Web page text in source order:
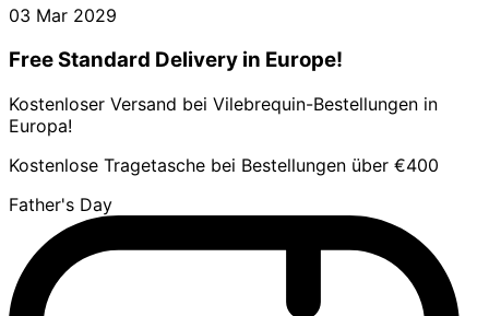
03 Mar 2029
Free Standard Delivery in Europe!
Kostenloser Versand bei Vilebrequin-Bestellungen in
Europa!
Kostenlose Tragetasche bei Bestellungen über €400
Father's Day